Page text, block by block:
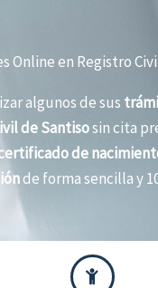
Online en Registro
algunos de sus
de Santisosin cita
de
de forma sencilla y